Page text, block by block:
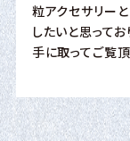
粒アクセサリー
したいと思って
手に取ってご覧